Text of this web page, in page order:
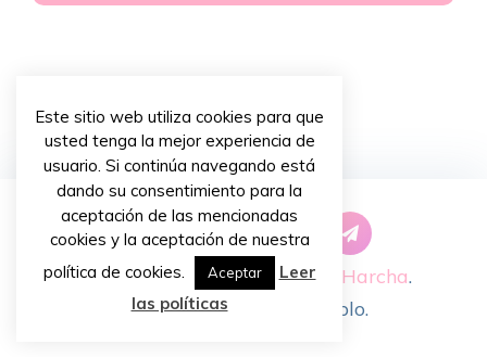
Copyright © 2026 ~ Priscilla Harcha.
Diseño deChiavassa Pablo.
Este sitio web utiliza cookies para que
usted tenga la mejor experiencia de
usuario. Si continúa navegando está
dando su consentimiento para la
aceptación de las mencionadas
cookies y la aceptación de nuestra
política de cookies.
Aceptar
Leer
las políticas